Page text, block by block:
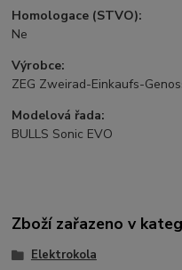
Homologace (STVO):
Ne
Výrobce:
ZEG Zweirad-Einkaufs-
Modelová řada:
BULLS Sonic EVO
Zboží zařazeno v
Elektrokola